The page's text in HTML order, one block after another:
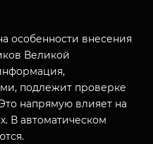
особенности внесения
Великой
подлежит проверке
напрямую влияет на
В автоматическом